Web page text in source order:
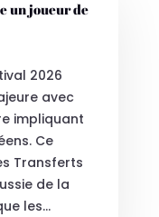
un joueur de
2026
avec
impliquant
Ce
Transferts
de la
les...